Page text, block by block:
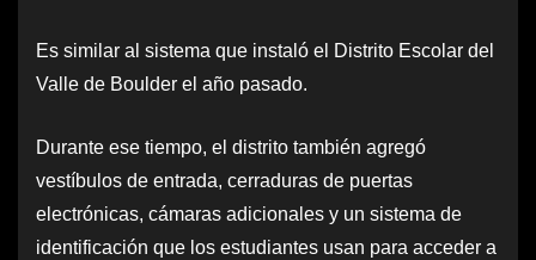
Es similar al sistema que instaló el Distrito Escolar del
Valle de Boulder el año pasado.
Durante ese tiempo, el distrito también agregó
vestíbulos de entrada, cerraduras de puertas
electrónicas, cámaras adicionales y un sistema de
identificación que los estudiantes usan para acceder a